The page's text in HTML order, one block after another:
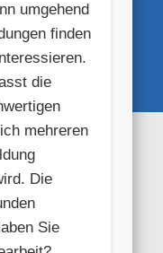
umgehend
finden
die
mehreren
Die
Sie